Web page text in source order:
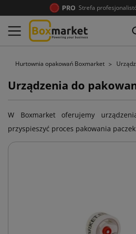
Strefa
Hurtownia opakowań Boxmarket
Urządzenia do
W Boxmarket oferujemy
przyspieszyć proces pakowania